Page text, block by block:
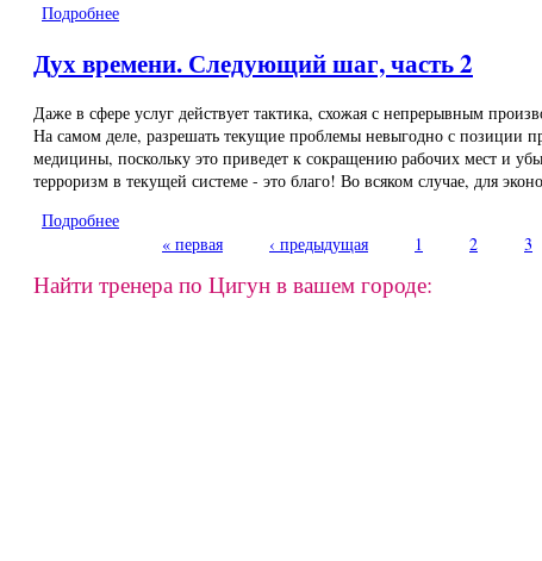
Подробнее
Дух времени. Следующий шаг, часть 2
Даже в сфере услуг действует тактика, схожая с непрерывным
На самом деле, разрешать текущие проблемы невыгодно с позиции
медицины, поскольку это приведет к сокращению рабочих мест и
терроризм в текущей системе - это благо! Во всяком случае, для
Подробнее
Страницы
« первая ‹ предыдущая 1 2 3
Найти тренера по Цигун в вашем городе: